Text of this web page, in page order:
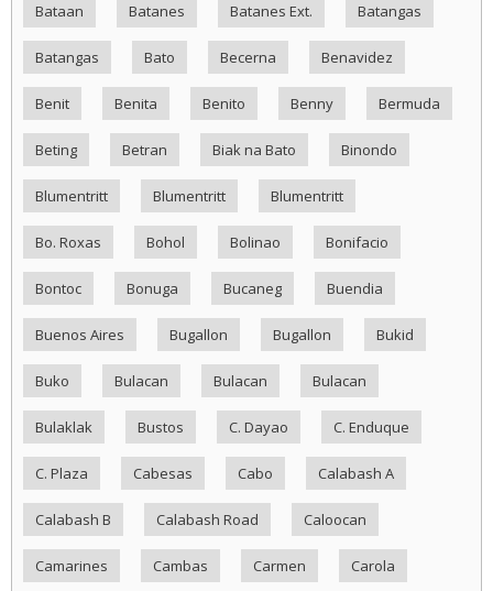
Bataan Batanes Batanes Ext. Batangas
Batangas Bato Becerna Benavidez
Benit Benita Benito Benny Bermuda
Beting Betran Biak na Bato Binondo
Blumentritt Blumentritt Blumentritt
Bo. Roxas Bohol Bolinao Bonifacio
Bontoc Bonuga Bucaneg Buendia
Buenos Aires Bugallon Bugallon Bukid
Buko Bulacan Bulacan Bulacan
Bulaklak Bustos C. Dayao C. Enduque
C. Plaza Cabesas Cabo Calabash A
Calabash B Calabash Road Caloocan
Camarines Cambas Carmen Carola